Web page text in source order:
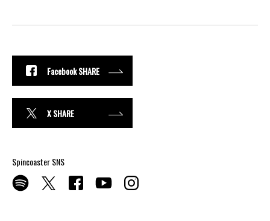
Facebook SHARE
X SHARE
Spincoaster SNS